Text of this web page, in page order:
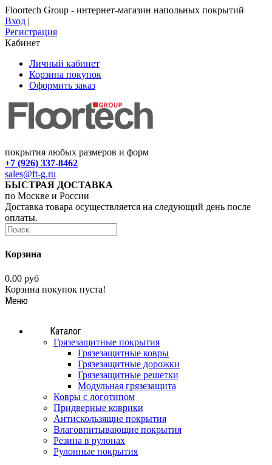
Floortech Group - интернет-магазин напольных покрытий
Вход |
Регистрация
Кабинет
Личный кабинет
Корзина покупок
Оформить заказ
покрытия любых размеров и форм
+7 (926) 337-8462
sales@ft-g.ru
БЫСТРАЯ ДОСТАВКА
по Москве и России
Доставка товара осуществляется на следующий день после
оплаты.
Корзина
0.00 руб
Корзина покупок пуста!
Меню
Каталог
Грязезащитные покрытия
Грязезащитные ковры
Грязезащитные дорожки
Грязезащитные решетки
Модульная грязезащита
Ковры с логотипом
Придверные коврики
Антискользящие покрытия
Влаговпитывающие покрытия
Резина в рулонах
Рулонные покрытия